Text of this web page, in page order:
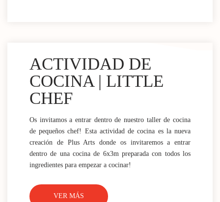
ACTIVIDAD DE
COCINA | LITTLE
CHEF
Os invitamos a entrar dentro de nuestro taller de cocina
de pequeños chef! Esta actividad de cocina es la nueva
creación de Plus Arts donde os invitaremos a entrar
dentro de una cocina de 6x3m preparada con todos los
ingredientes para empezar a cocinar!
VER MÁS